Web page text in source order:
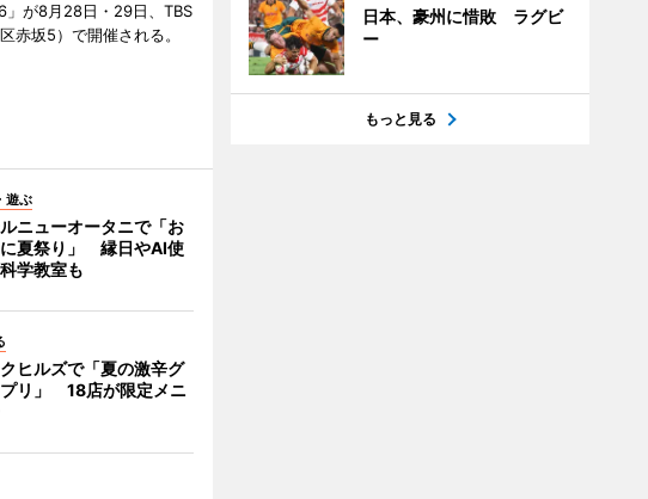
」が8月28日・29日、TBS
赤坂5）で開催される。
遊ぶ
ニューオータニで「お
夏祭り」 縁日やAI使
学教室も
ヒルズで「夏の激辛グ
リ」 18店が限定メニ
日本、豪州に惜敗 ラグビ
ー
もっと見る